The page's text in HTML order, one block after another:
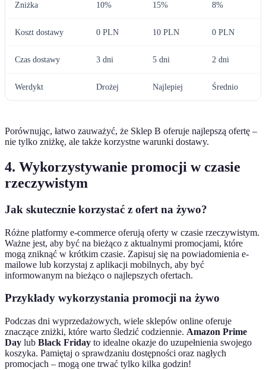
Zniżka 10% 15% 8%
Koszt dostawy 0 PLN 10 PLN 0 PLN
Czas dostawy 3 dni 5 dni 2 dni
Werdykt Drożej Najlepiej Średnio
Porównując, łatwo zauważyć, że Sklep B oferuje najlepszą ofertę –
nie tylko zniżkę, ale także korzystne warunki dostawy.
4. Wykorzystywanie promocji w czasie
rzeczywistym
Jak skutecznie korzystać z ofert na żywo?
Różne platformy e-commerce oferują oferty w czasie rzeczywistym.
Ważne jest, aby być na bieżąco z aktualnymi promocjami, które
mogą zniknąć w krótkim czasie. Zapisuj się na powiadomienia e-
mailowe lub korzystaj z aplikacji mobilnych, aby być
informowanym na bieżąco o najlepszych ofertach.
Przykłady wykorzystania promocji na żywo
Podczas dni wyprzedażowych, wiele sklepów online oferuje
znaczące zniżki, które warto śledzić codziennie. Amazon Prime
Day lub Black Friday to idealne okazje do uzupełnienia swojego
koszyka. Pamiętaj o sprawdzaniu dostępności oraz nagłych
promocjach – mogą one trwać tylko kilka godzin!